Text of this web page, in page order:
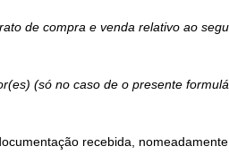
de compra e venda relativo ao
(só no caso de o presente
recebida,